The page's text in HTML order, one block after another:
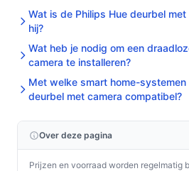
Wat is de Philips Hue deurbel
hij?
Wat heb je nodig om een
camera te installeren?
Met welke smart home-systemen
deurbel met camera compatibel?
Over deze pagina
Prijzen en voorraad worden regelmatig